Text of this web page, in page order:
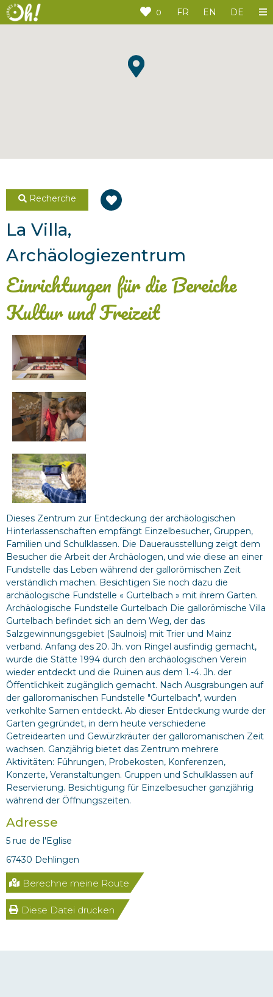
0 FR EN DE
Recherche
La Villa,
Archäologiezentrum
Einrichtungen für die Bereiche
Kultur und Freizeit
Dieses Zentrum zur Entdeckung der archäologischen
Hinterlassenschaften empfängt Einzelbesucher, Gruppen,
Familien und Schulklassen. Die Dauerausstellung zeigt dem
Besucher die Arbeit der Archäologen, und wie diese an einer
Fundstelle das Leben während der gallorömischen Zeit
verständlich machen. Besichtigen Sie noch dazu die
archäologische Fundstelle « Gurtelbach » mit ihrem Garten.
Archäologische Fundstelle Gurtelbach Die gallorömische Villa
Gurtelbach befindet sich an dem Weg, der das
Salzgewinnungsgebiet (Saulnois) mit Trier und Mainz
verband. Anfang des 20. Jh. von Ringel ausfindig gemacht,
wurde die Stätte 1994 durch den archäologischen Verein
wieder entdeckt und die Ruinen aus dem 1.-4. Jh. der
Öffentlichkeit zugänglich gemacht. Nach Ausgrabungen auf
der galloromanischen Fundstelle "Gurtelbach", wurden
verkohlte Samen entdeckt. Ab dieser Entdeckung wurde der
Garten gegründet, in dem heute verschiedene
Getreidearten und Gewürzkräuter der galloromanischen Zeit
wachsen. Ganzjährig bietet das Zentrum mehrere
Aktivitäten: Führungen, Probekosten, Konferenzen,
Konzerte, Veranstaltungen. Gruppen und Schulklassen auf
Reservierung. Besichtigung für Einzelbesucher ganzjährig
während der Öffnungszeiten.
Adresse
5 rue de l'Eglise
67430 Dehlingen
Berechne meine Route
Diese Datei drucken
Cookie-Einstellungen